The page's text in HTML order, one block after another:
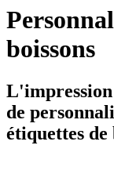
boissons
de
étiquettes de